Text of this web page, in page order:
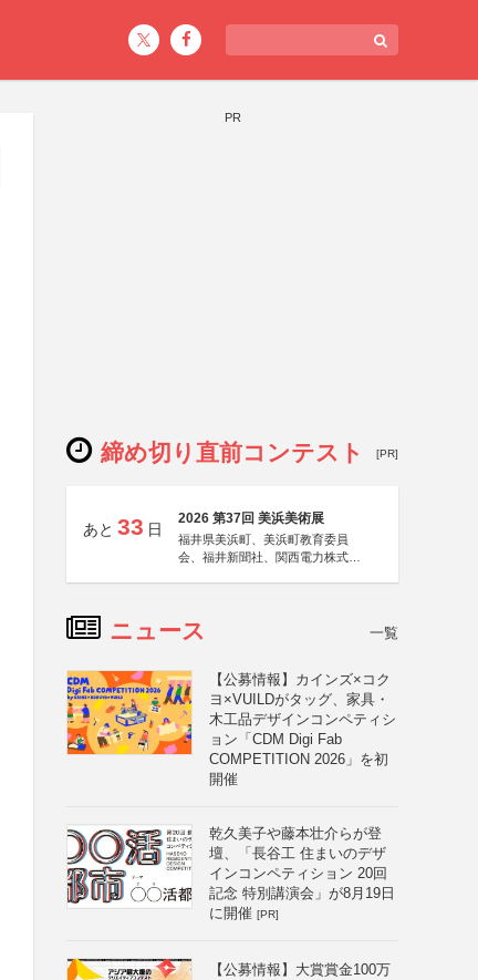
PR
締め切り直前コンテスト [PR]
あと 33 日
2026 第37回 美浜美術展
福井県美浜町、美浜町教育委員
会、福井新聞社、関西電力株式会
ニュース 一覧
【公募情報】カインズ×コク
ヨ×VUILDがタッグ、家具・
木工品デザインコンペティシ
ョン「CDM Digi Fab
COMPETITION 2026」を初
開催
乾久美子や藤本壮介らが登
壇、「長谷工 住まいのデザ
インコンペティション 20回
記念 特別講演会」が8月19日
に開催 [PR]
【公募情報】大賞賞金100万